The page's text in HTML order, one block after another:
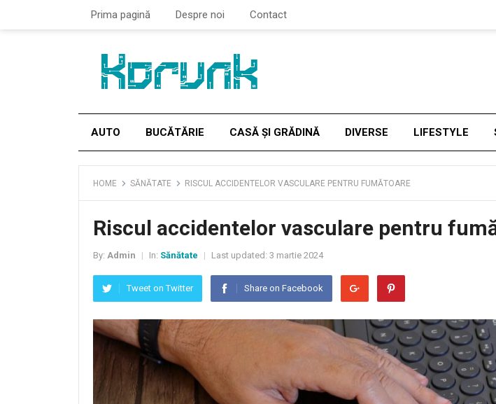
Prima pagină Despre noi Contact
AUTO BUCĂTĂRIE CASĂ ȘI GRĂDINĂ DIVERSE LIFESTYLE
HOME SĂNĂTATE RISCUL ACCIDENTELOR VASCULARE PENTRU FUMĂTOARE
Riscul accidentelor vasculare pentru
By: Admin In: Sănătate Last updated: 3 martie 2024
Tweet on Twitter Share on Facebook